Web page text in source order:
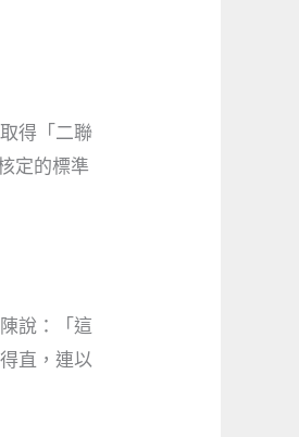
得「二聯
定的標準
說：「這
直，連以